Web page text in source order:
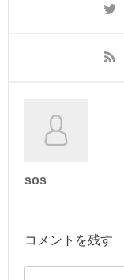
sos
コメントを残す